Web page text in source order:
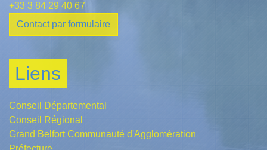
+33 3 84 29 40 67
Contact par formulaire
Liens
Conseil Départemental
Conseil Régional
Grand Belfort Communauté d'Agglomération